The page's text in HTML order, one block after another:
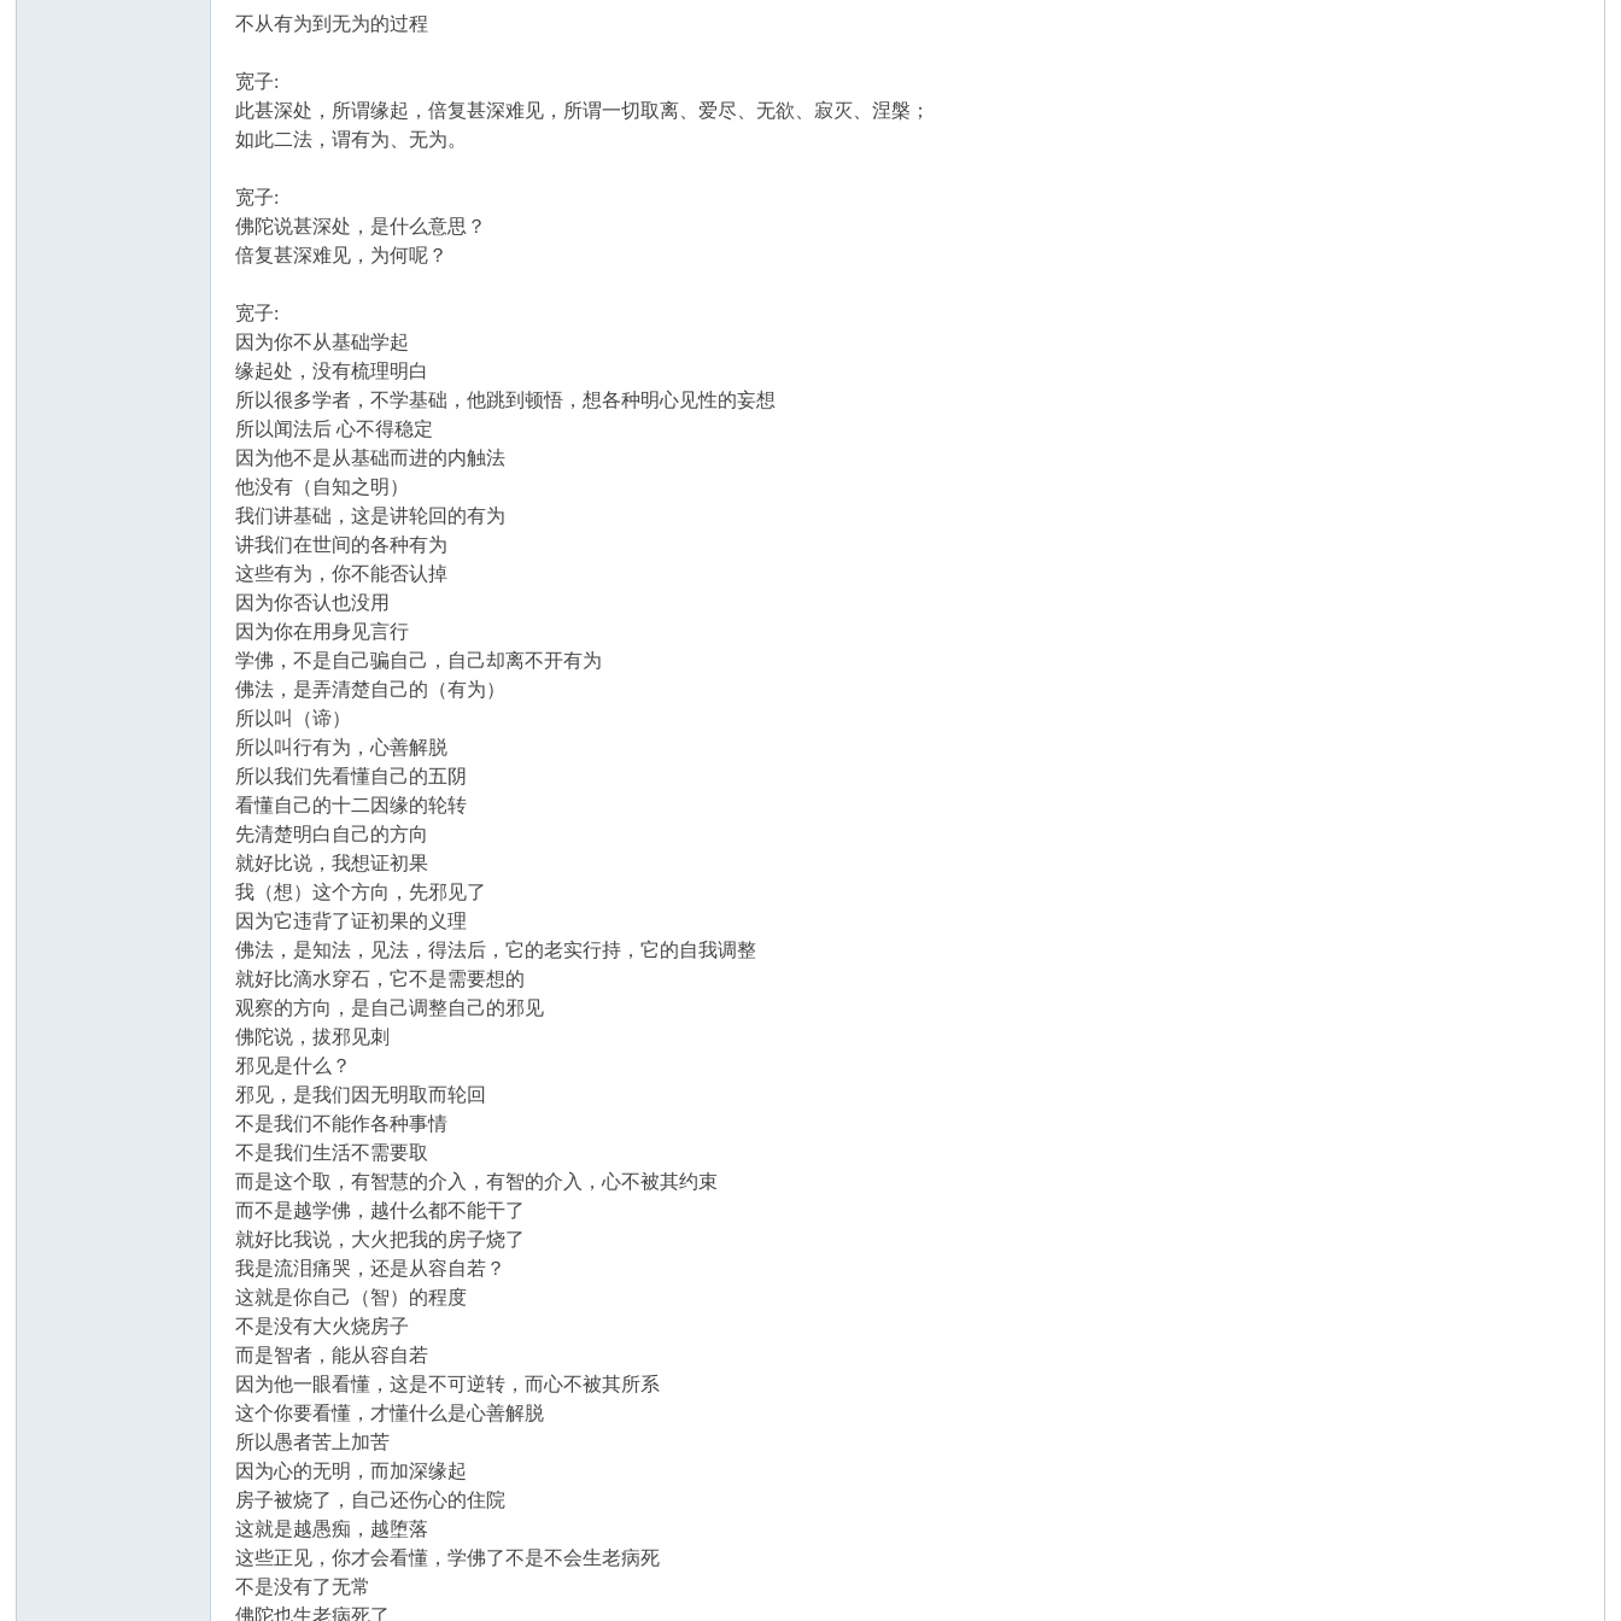
不从有为到无为的过程
宽子:
此甚深处，所谓缘起，倍复甚深难见，所谓一切取离、爱尽、无欲、寂灭、涅槃；
如此二法，谓有为、无为。
宽子:
佛陀说甚深处，是什么意思？
倍复甚深难见，为何呢？
宽子:
因为你不从基础学起
缘起处，没有梳理明白
所以很多学者，不学基础，他跳到顿悟，想各种明心见性的妄想
所以闻法后 心不得稳定
因为他不是从基础而进的内触法
他没有（自知之明）
我们讲基础，这是讲轮回的有为
讲我们在世间的各种有为
这些有为，你不能否认掉
因为你否认也没用
因为你在用身见言行
学佛，不是自己骗自己，自己却离不开有为
佛法，是弄清楚自己的（有为）
所以叫（谛）
所以叫行有为，心善解脱
所以我们先看懂自己的五阴
看懂自己的十二因缘的轮转
先清楚明白自己的方向
就好比说，我想证初果
我（想）这个方向，先邪见了
因为它违背了证初果的义理
佛法，是知法，见法，得法后，它的老实行持，它的自我调整
就好比滴水穿石，它不是需要想的
观察的方向，是自己调整自己的邪见
佛陀说，拔邪见刺
邪见是什么？
邪见，是我们因无明取而轮回
不是我们不能作各种事情
不是我们生活不需要取
而是这个取，有智慧的介入，有智的介入，心不被其约束
而不是越学佛，越什么都不能干了
就好比我说，大火把我的房子烧了
我是流泪痛哭，还是从容自若？
这就是你自己（智）的程度
不是没有大火烧房子
而是智者，能从容自若
因为他一眼看懂，这是不可逆转，而心不被其所系
这个你要看懂，才懂什么是心善解脱
所以愚者苦上加苦
因为心的无明，而加深缘起
房子被烧了，自己还伤心的住院
这就是越愚痴，越堕落
这些正见，你才会看懂，学佛了不是不会生老病死
不是没有了无常
佛陀也生老病死了